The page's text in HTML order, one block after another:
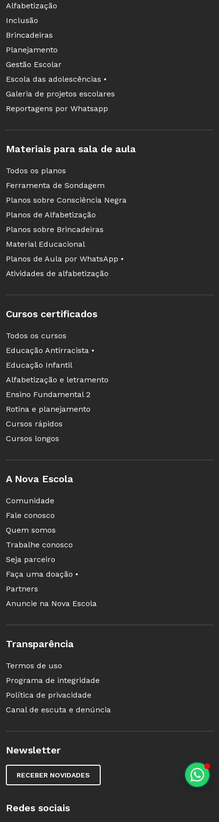
Alfabetização
Inclusão
Brincadeiras
Planejamento
Gestão Escolar
Escola das adolescências •
Galeria de projetos escolares
Reportagens por Whatsapp
Materiais para sala de aula
Todos os planos
Ferramenta de Sondagem
Planos sobre Consciência Negra
Planos de Alfabetização
Planos sobre Brincadeiras
Material Educacional
Planos de Aula por WhatsApp •
Atividades de alfabetização
Cursos certificados
Todos os cursos
Educação Antirracista •
Educação Infantil
Alfabetização e letramento
Ensino Fundamental 2
Rotina e planejamento
Cursos rápidos
Cursos longos
A Nova Escola
Comunidade
Fale conosco
Quem somos
Trabalhe conosco
Seja parceiro
Faça uma doação •
Partners
Anuncie na Nova Escola
Transparência
Termos de uso
Programa de integridade
Política de privacidade
Canal de escuta e denúncia
Newsletter
RECEBER NOVIDADES
Redes sociais